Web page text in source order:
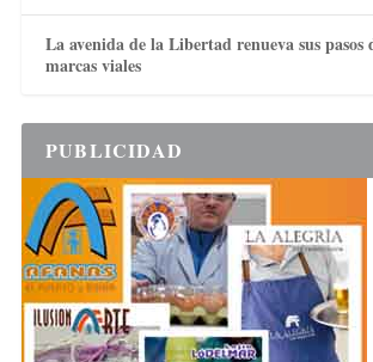
La avenida de la Libertad renueva sus pasos
marcas viales
PUBLICIDAD